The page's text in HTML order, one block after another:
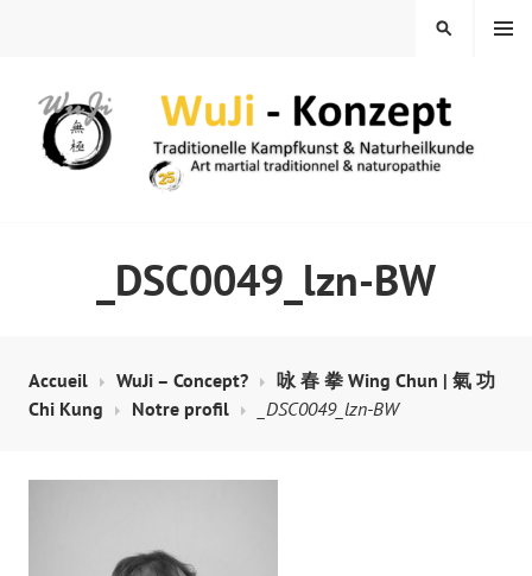
MENU
SEARCH
_DSC0049_lzn-BW
Accueil WuJi – Concept?
咏 春 拳 Wing Chun | 氣 功
Chi Kung
Notre profil _DSC0049_lzn-BW